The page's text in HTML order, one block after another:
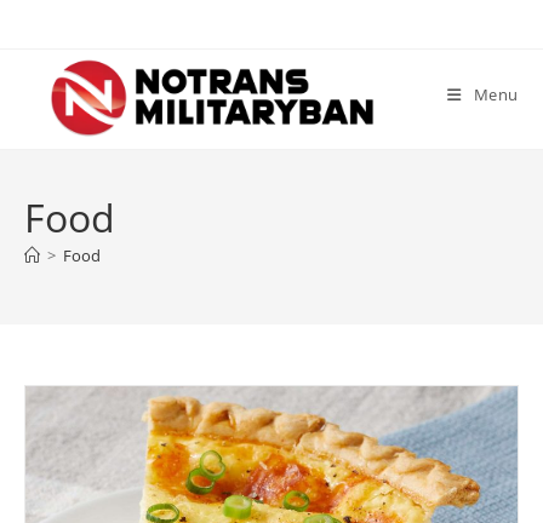
content
Menu
Food
> Food